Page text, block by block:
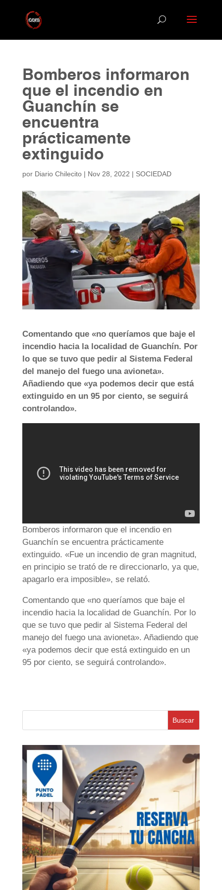
Bomberos informaron
que el incendio en
Guanchín se
encuentra
prácticamente
extinguido
por Diario Chilecito| Nov 28, 2022 | SOCIEDAD
Comentando que «no queríamos que baje el
incendio hacia la localidad de Guanchín. Por
lo que se tuvo que pedir al Sistema Federal
del manejo del fuego una avioneta».
Añadiendo que «ya podemos decir que está
extinguido en un 95 por ciento, se seguirá
controlando».
Bomberos informaron que el incendio en
Guanchín se encuentra prácticamente
extinguido. «Fue un incendio de gran magnitud,
en principio se trató de re direccionarlo, ya que,
apagarlo era imposible», se relató.
Comentando que «no queríamos que baje el
incendio hacia la localidad de Guanchín. Por lo
que se tuvo que pedir al Sistema Federal del
manejo del fuego una avioneta». Añadiendo que
«ya podemos decir que está extinguido en un
95 por ciento, se seguirá controlando».
Buscar